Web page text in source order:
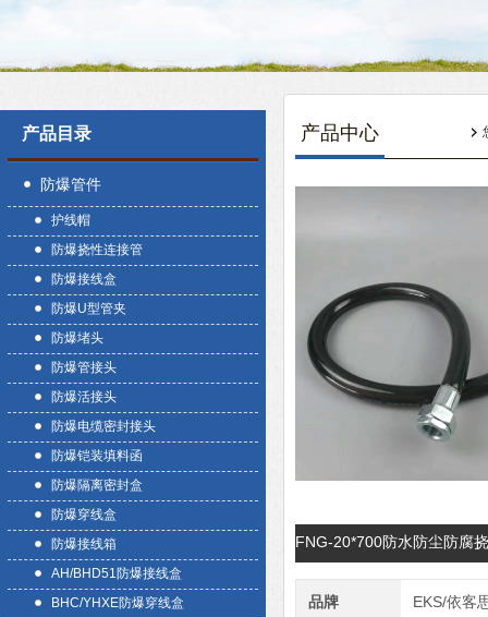
产品目录
防爆管件
护线帽
防爆挠性连接管
防爆接线盒
防爆U型管夹
防爆堵头
防爆管接头
防爆活接头
防爆电缆密封接头
防爆铠装填料函
防爆隔离密封盒
防爆穿线盒
防爆接线箱
AH/BHD51防爆接线盒
BHC/YHXE防爆穿线盒
产品中心
FNG-20*700防水防尘防腐
品牌 EKS/依客